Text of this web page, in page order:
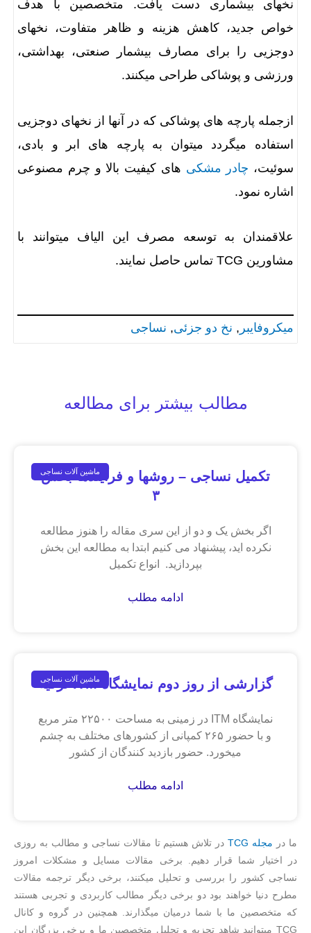
نخهای بیشماری دست یافت. متخصصین با هدف
خواص جدید، کاهش هزینه و ظاهر متفاوت، نخهای
دوجزیی را برای مصارف بیشمار صنعتی، بهداشتی،
ورزشی و پوشاکی طراحی میکنند.
ازجمله پارچه های پوشاکی که در آنها از نخهای دوجزیی
استفاده میگردد میتوان به پارچه های ابر و بادی،
سوئیت، چادر مشکی های کیفیت بالا و چرم مصنوعی
اشاره نمود.
علاقمندان به توسعه مصرف این الیاف میتوانند با
مشاورین TCG تماس حاصل نمایند.
میکروفایبر , نخ دو جزئی, نساجی
مطالب بیشتر برای مطالعه
ماشین آلات نساجی
تکمیل نساجی – روشها و فرآیندها بخش
۳
اگر بخش یک و دو از این سری مقاله را هنوز مطالعه
نکرده اید، پیشنهاد می کنیم ابتدا به مطالعه این بخش
بپردازید. انواع تکمیل
ادامه مطلب
ماشین آلات نساجیگزارشی از روز دوم نمایشگاه ITM ترکیه
نمایشگاه ITM در زمینی به مساحت ۲۲۵۰۰ متر مربع
و با حضور ۲۶۵ کمپانی از کشورهای مختلف به چشم
میخورد. حضور بازدید کنندگان از کشور
ادامه مطلب
ما در مجله TCG
در تلاش هستیم تا مقالات نساجی و مطالب به روزی
در اختیار شما قرار دهیم. برخی مقالات مسایل و مشکلات امروز
نساجی کشور را بررسی و تحلیل میکنند، برخی دیگر ترجمه مقالات
مطرح دنیا خواهند بود دو برخی دیگر مطالب کاربردی و تجربی هستند
که متخصصین ما با شما درمیان میگذارند. همچنین در گروه و کانال
TCG میتوانید شاهد تجزیه و تحلیل متخصصین ما و برخی بزرگان این